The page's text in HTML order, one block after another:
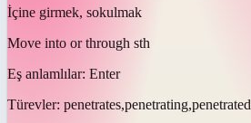
İçine girmek, sokulmak
Move into or through sth
Eş anlamlılar: Enter
Türevler: penetrates,penetrating,penetrated